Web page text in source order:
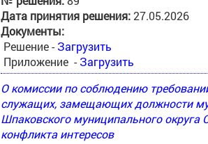
Дата принятия решения:27.05.2026
Документы:
Решение - Загрузить
Приложение - Загрузить
О комиссии по соблюдению
служащих, замещающих должности
Шпаковского муниципального округа
конфликта интересов